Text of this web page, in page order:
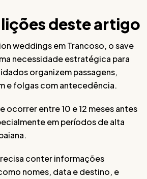
deste artigo
weddings em Trancoso, o save
necessidade estratégica para
organizem passagens,
e folgas com antecedência.
ocorrer entre 10 e 12 meses antes
em períodos de alta
conter informações
nomes, data e destino, e